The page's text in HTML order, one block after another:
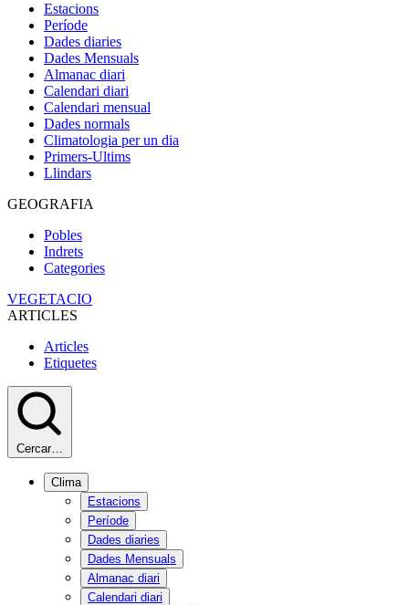
Estacions
Període
Dades diaries
Dades Mensuals
Almanac diari
Calendari diari
Calendari mensual
Dades normals
Climatologia per un dia
Primers-Ultims
Llindars
GEOGRAFIA
Pobles
Indrets
Categories
VEGETACIO
ARTICLES
Articles
Etiquetes
Cercar…
Clima
Estacions
Període
Dades diaries
Dades Mensuals
Almanac diari
Calendari diari